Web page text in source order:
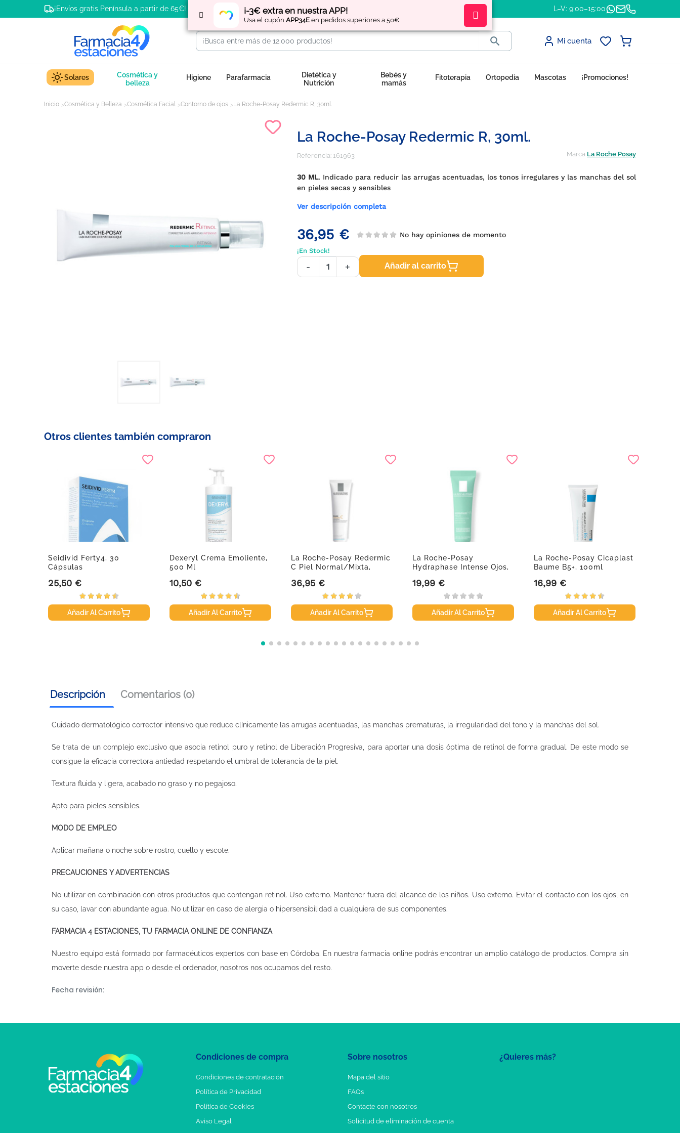
¡-3€ extra en nuestra APP!
Usa el cupón APP34E en pedidos superiores a 50€
¡Envíos gratis Península a partir de 65€! Regístratey obtén L–V: 9:00–15:00
 Mi cuenta
Solares
Cosmética y
belleza
Higiene Parafarmacia
Dietética y
Nutrición
Bebés y
mamás
Fitoterapia Ortopedia Mascotas ¡Promociones!
Inicio Cosmética y Belleza Cosmética Facial Contorno de ojos La Roche-Posay Redermic R, 30ml.
La Roche-Posay Redermic R, 30ml.
Referencia: 161963 Marca La Roche Posay
30 ML. Indicado para reducir las arrugas acentuadas, los tonos irregulares y las manchas del sol
en pieles secas y sensibles
Ver descripción completa
36,95 € No hay opiniones de momento
¡En Stock!
- + Añadir al carrito
Otros clientes también compraron
Seidivid Ferty4, 30
Cápsulas
Precio
25,50 €
Añadir Al Carrito
Dexeryl Crema Emoliente,
500 Ml
Precio
10,50 €
Añadir Al Carrito
La Roche-Posay Redermic
C Piel Normal/Mixta,
Precio
36,95 €
Añadir Al Carrito
La Roche-Posay
Hydraphase Intense Ojos,
Precio
19,99 €
Añadir Al Carrito
La Roche-Posay Cicaplast
Baume B5+, 100ml
Precio
16,99 €
Añadir Al Carrito
Descripción Comentarios (0)
Cuidado dermatológico corrector intensivo que reduce clínicamente las arrugas acentuadas, las manchas prematuras, la irregularidad del tono y la manchas del sol.
Se trata de un complejo exclusivo que asocia retinol puro y retinol de Liberación Progresiva, para aportar una dosis óptima de retinol de forma gradual. De este modo se
consigue la eficacia correctora antiedad respetando el umbral de tolerancia de la piel.
Textura fluida y ligera, acabado no graso y no pegajoso.
Apto para pieles sensibles.
MODO DE EMPLEO
Aplicar mañana o noche sobre rostro, cuello y escote.
PRECAUCIONES Y ADVERTENCIAS
No utilizar en combinación con otros productos que contengan retinol. Uso externo. Mantener fuera del alcance de los niños. Uso externo. Evitar el contacto con los ojos, en
su caso, lavar con abundante agua. No utilizar en caso de alergia o hipersensibilidad a cualquiera de sus componentes.
FARMACIA 4 ESTACIONES, TU FARMACIA ONLINE DE CONFIANZA
Nuestro equipo está formado por farmacéuticos expertos con base en Córdoba. En nuestrafarmacia onlinepodrás encontrar un amplio catálogo de productos. Compra sin
moverte desde nuestra app o desde el ordenador, nosotros nos ocupamos del resto.
Fecha revisión:
¿Quieres más?
Condiciones de compra
Condiciones de contratación
Política de Privacidad
Política de Cookies
Aviso Legal
Sobre nosotros
Mapa del sitio
FAQs
Contacte con nosotros
Solicitud de eliminación de cuenta